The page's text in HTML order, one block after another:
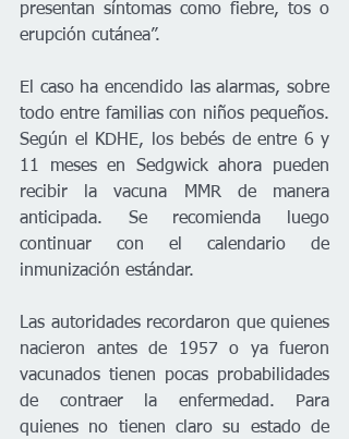
presentan síntomas como fiebre, tos o
erupción cutánea”.
El caso ha encendido las alarmas, sobre
todo entre familias con niños pequeños.
Según el KDHE, los bebés de entre 6 y
11 meses en Sedgwick ahora pueden
recibir la vacuna MMR de manera
anticipada. Se recomienda luego
continuar con el calendario de
inmunización estándar.
Las autoridades recordaron que quienes
nacieron antes de 1957 o ya fueron
vacunados tienen pocas probabilidades
de contraer la enfermedad. Para
quienes no tienen claro su estado de